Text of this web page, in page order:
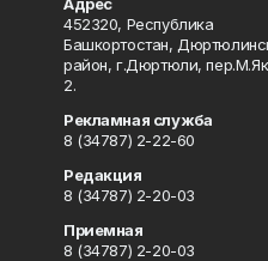
452320, Республика
Башкортостан,
район, г.Дюртюли,
2.
Рекламная служба
8 (34787) 2-22-60
Редакция
8 (34787) 2-20-03
Приемная
8 (34787) 2-20-03